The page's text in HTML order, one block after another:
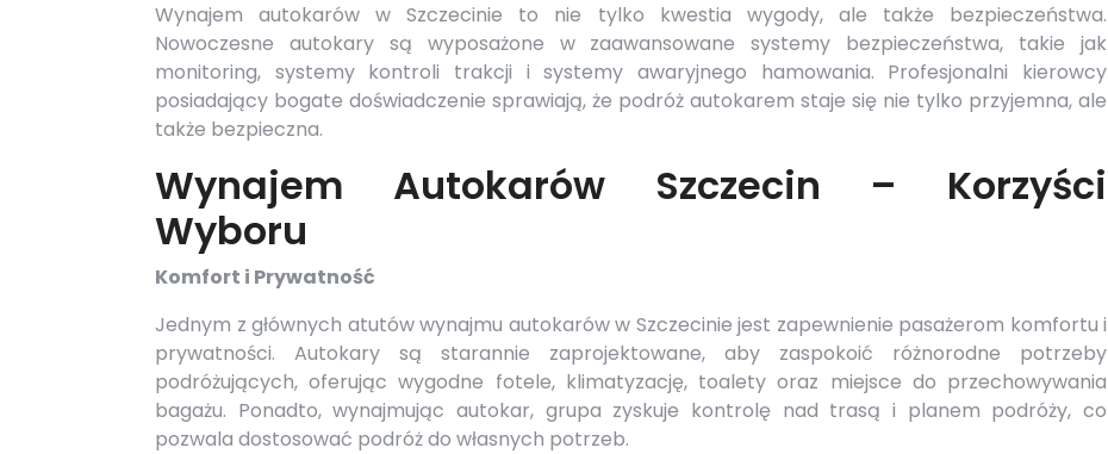
Wynajem autokarów w Szczecinie to nie tylko kwestia wygody, ale także bezpieczeństwa.
Nowoczesne autokary są wyposażone w zaawansowane systemy bezpieczeństwa, takie jak
monitoring, systemy kontroli trakcji i systemy awaryjnego hamowania. Profesjonalni kierowcy
posiadający bogate doświadczenie sprawiają, że podróż autokarem staje się nie tylko przyjemna, ale
także bezpieczna.
Wynajem Autokarów Szczecin – Korzyści
Wyboru
Komfort i Prywatność
Jednym z głównych atutów wynajmu autokarów w Szczecinie jest zapewnienie pasażerom komfortu i
prywatności. Autokary są starannie zaprojektowane, aby zaspokoić różnorodne potrzeby
podróżujących, oferując wygodne fotele, klimatyzację, toalety oraz miejsce do przechowywania
bagażu. Ponadto, wynajmując autokar, grupa zyskuje kontrolę nad trasą i planem podróży, co
pozwala dostosować podróż do własnych potrzeb.